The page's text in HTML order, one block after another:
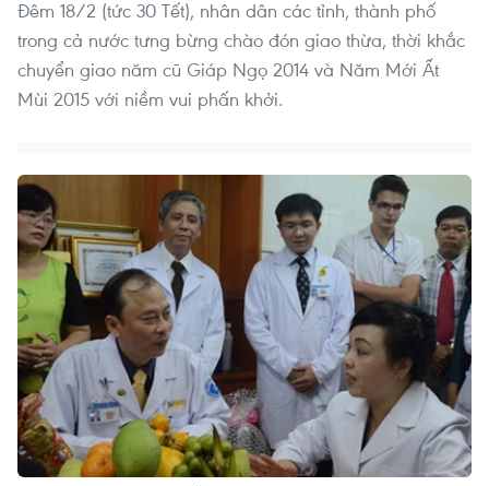
Đêm 18/2 (tức 30 Tết), nhân dân các tỉnh, thành phố
trong cả nước tưng bừng chào đón giao thừa, thời khắc
chuyển giao năm cũ Giáp Ngọ 2014 và Năm Mới Ất
Mùi 2015 với niềm vui phấn khởi.